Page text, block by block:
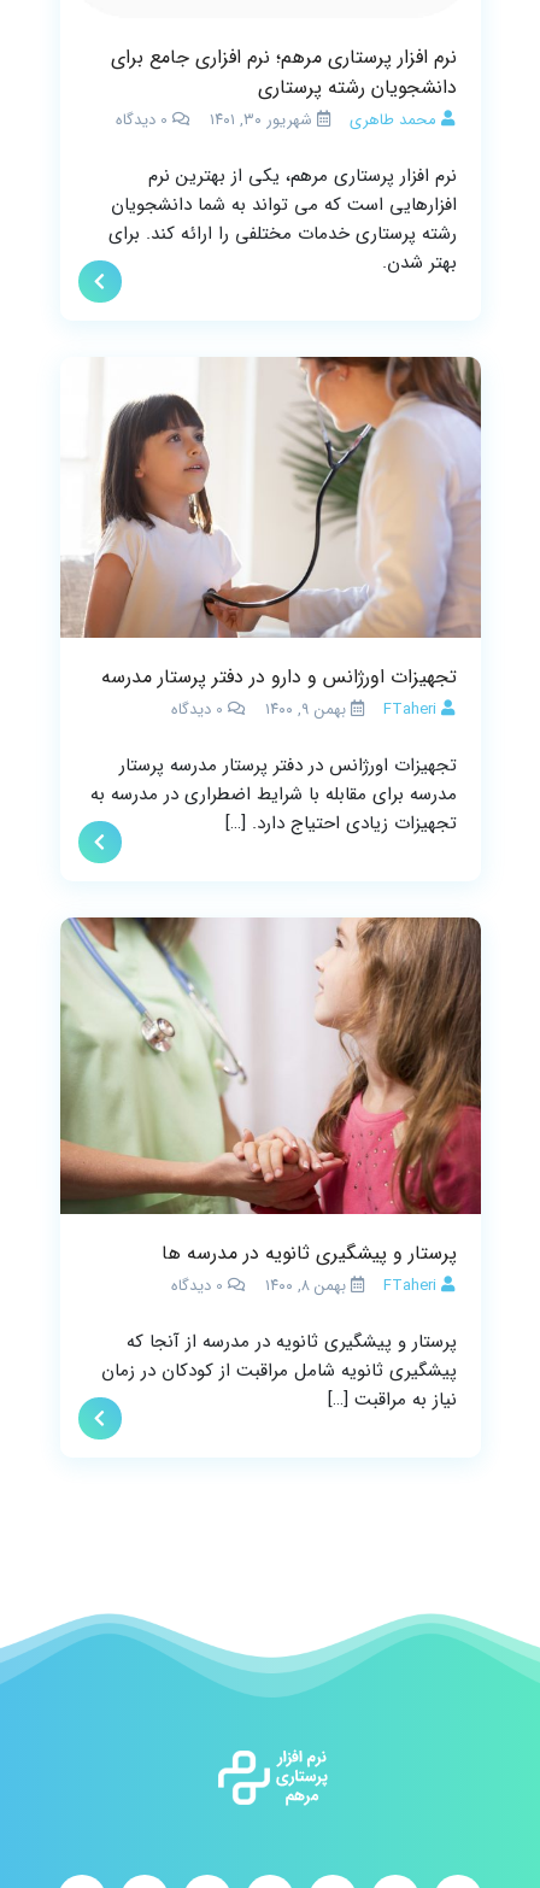
نرم افزار پرستاری مرهم؛ نرم افزاری جامع برای
دانشجویان رشته پرستاری
محمد طاهری شهریور ۳۰, ۱۴۰۱ 0 دیدگاه
نرم افزار پرستاری مرهم، یکی از بهترین نرم
افزارهایی است که می تواند به شما دانشجویان
رشته پرستاری خدمات مختلفی را ارائه کند. برای
بهتر شدن.
تجهیزات اورژانس و دارو در دفتر پرستار مدرسه
FTaheri بهمن ۹, ۱۴۰۰ 0 دیدگاه
تجهیزات اورژانس در دفتر پرستار مدرسه پرستار
مدرسه برای مقابله با شرایط اضطراری در مدرسه به
تجهیزات زیادی احتیاج دارد. […]
پرستار و پیشگیری ثانویه در مدرسه ها
FTaheri بهمن ۸, ۱۴۰۰ 0 دیدگاه
پرستار و پیشگیری ثانویه در مدرسه از آنجا که
پیشگیری ثانویه شامل مراقبت از کودکان در زمان
نیاز به مراقبت […]